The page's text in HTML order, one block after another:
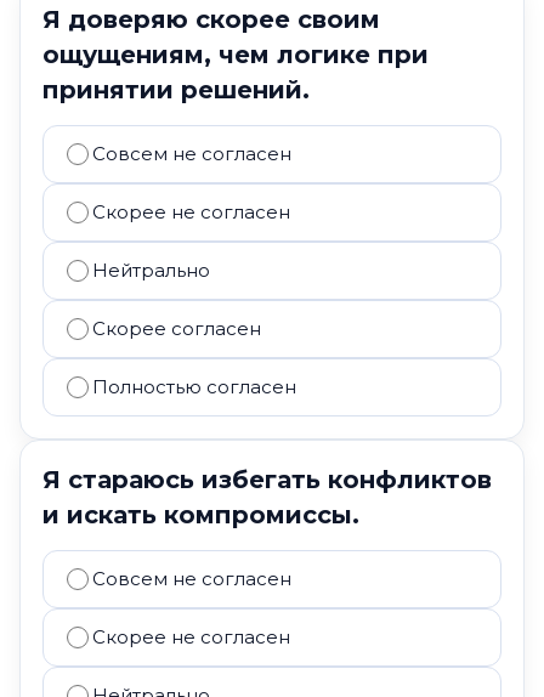
Я доверяю скорее своим
ощущениям, чем логике при
принятии решений.
Совсем не согласен
Скорее не согласен
Нейтрально
Скорее согласен
Полностью согласен
Я стараюсь избегать конфликтов
и искать компромиссы.
Совсем не согласен
Скорее не согласен